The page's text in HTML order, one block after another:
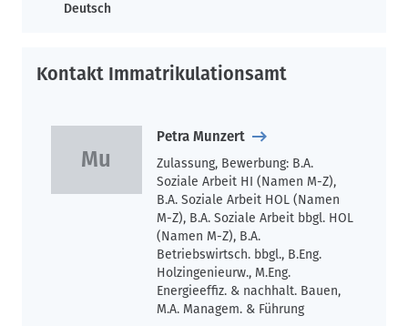
Deutsch
Kontakt Immatrikulationsamt
Petra Munzert
Zulassung, Bewerbung: B.A.
Soziale Arbeit HI (Namen M-Z),
B.A. Soziale Arbeit HOL (Namen
M-Z), B.A. Soziale Arbeit bbgl. HOL
(Namen M-Z), B.A.
Betriebswirtsch. bbgl., B.Eng.
Holzingenieurw., M.Eng.
Energieeffiz. & nachhalt. Bauen,
M.A. Managem. & Führung